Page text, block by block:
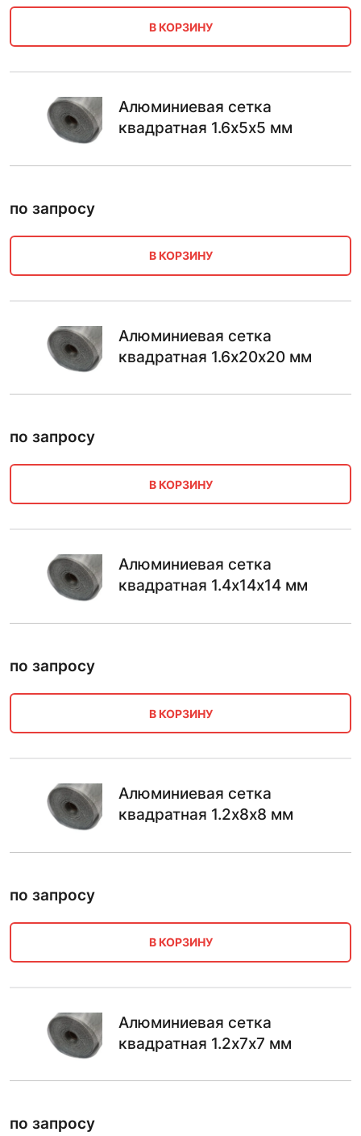
В КОРЗИНУ
Алюминиевая сетка
квадратная 1.6х5х5 мм
по запросу
В КОРЗИНУ
Алюминиевая сетка
квадратная 1.6х20х20 мм
по запросу
В КОРЗИНУ
Алюминиевая сетка
квадратная 1.4х14х14 мм
по запросу
В КОРЗИНУ
Алюминиевая сетка
квадратная 1.2х8х8 мм
по запросу
В КОРЗИНУ
Алюминиевая сетка
квадратная 1.2х7х7 мм
по запросу